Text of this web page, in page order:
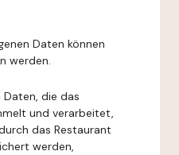
Daten können
werden.
die das
und verarbeitet,
das Restaurant
werden,